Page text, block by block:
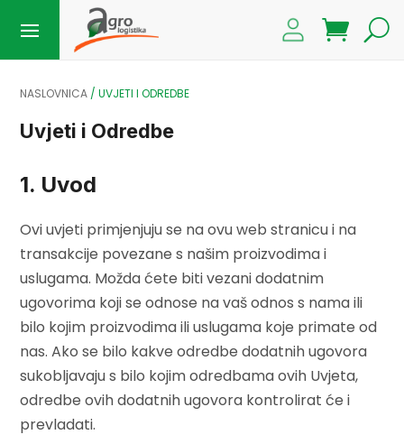
NASLOVNICA /UVJETI I ODREDBE
Uvjeti i Odredbe
1. Uvod
Ovi uvjeti primjenjuju se na ovu web stranicu i na
transakcije povezane s našim proizvodima i
uslugama. Možda ćete biti vezani dodatnim
ugovorima koji se odnose na vaš odnos s nama ili
bilo kojim proizvodima ili uslugama koje primate od
nas. Ako se bilo kakve odredbe dodatnih ugovora
sukobljavaju s bilo kojim odredbama ovih Uvjeta,
odredbe ovih dodatnih ugovora kontrolirat će i
prevladati.